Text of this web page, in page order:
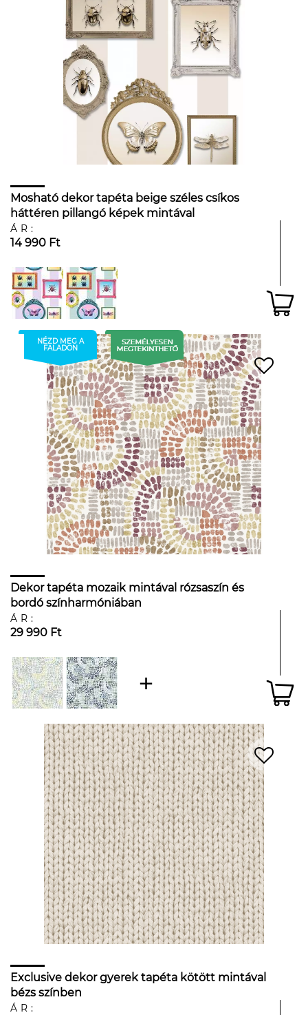
Mosható dekor tapéta beige széles csíkos
háttéren pillangó képek mintával
ÁR:
14 990 Ft
NÉZD MEG A
FALADON
Dekor tapéta mozaik mintával rózsaszín és
bordó színharmóniában
ÁR:
29 990 Ft
Exclusive dekor gyerek tapéta kötött mintával
bézs színben
ÁR: